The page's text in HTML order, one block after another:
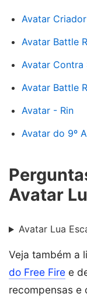
Avatar
Avatar Battle
Avatar Contra
Avatar Battle
Avatar - Rin
Avatar do 9º
Avatar
Avatar Lua
Veja também a
do Free Fire e
recompensas e